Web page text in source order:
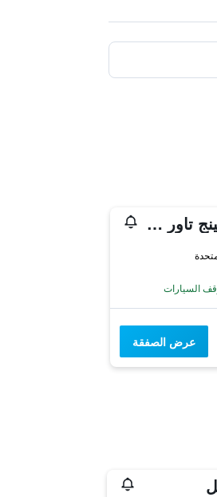
ليوناردو بوتيك هانتينج تاور بيرث
السيارات
عرض الصفقة